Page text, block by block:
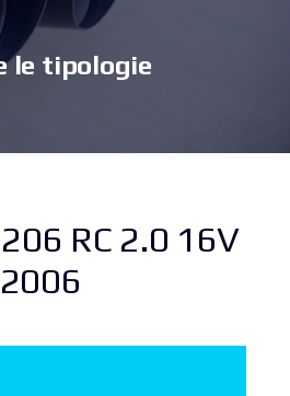
le tipologie
206 RC 2.0 16V